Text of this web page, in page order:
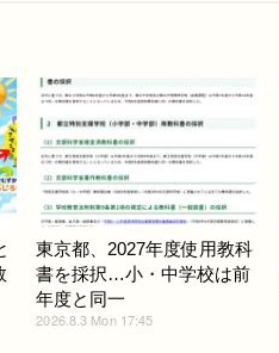
東京都、2027年度使用教科
書を採択…小・中学校は前
年度と同一
2026.8.3 Mon 17:45